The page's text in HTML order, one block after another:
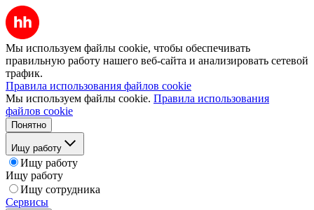
Мы используем файлы cookie, чтобы обеспечивать
правильную работу нашего веб-сайта и анализировать сетевой
трафик.
Правила использования файлов cookie
Мы используем файлы cookie. Правила использования
файлов cookie
Понятно
Ищу работу
Ищу работу
Ищу работу
Ищу сотрудника
Сервисы